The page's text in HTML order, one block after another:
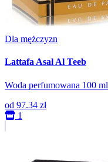
Dla mężczyzn
Lattafa Asal Al Teeb
Woda perfumowana 100 ml
od 97.34 zł
1